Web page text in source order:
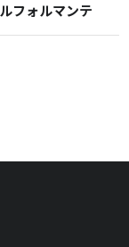
フォルマンテ